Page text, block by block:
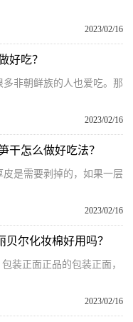
2023/02/16
好吃？
非朝鲜族的人也爱吃。那
2023/02/16
干怎么做好吃法？
是需要剥掉的，如果一层
2023/02/16
尔化妆棉好用吗？
装正面正品的包装正面，
2023/02/16